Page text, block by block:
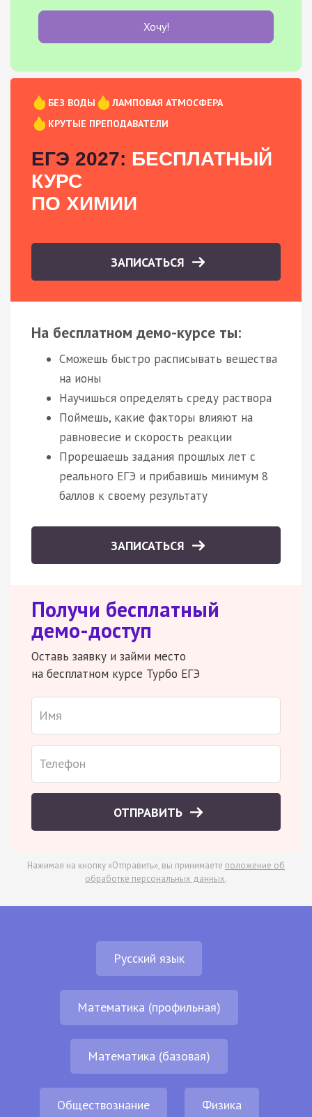
Хочу!
БЕЗ ВОДЫ
ЛАМПОВАЯ АТМОСФЕРА
КРУТЫЕ ПРЕПОДАВАТЕЛИ
ЕГЭ 2027: БЕСПЛАТНЫЙ
КУРС
ПО ХИМИИ
ЗАПИСАТЬСЯ
На бесплатном демо-курсе ты:
Сможешь быстро расписывать вещества
на ионы
Научишься определять среду раствора
Поймешь, какие факторы влияют на
равновесие и скорость реакции
Прорешаешь задания прошлых лет с
реального ЕГЭ и прибавишь минимум 8
баллов к своему результату
ЗАПИСАТЬСЯ
Получи бесплатный
демо-доступ
Оставь заявку и займи место
на бесплатном курсе Турбо ЕГЭ
ОТПРАВИТЬ
Нажимая на кнопку «Отправить», вы принимаете положение об
обработке персональных данных.
Русский язык
Математика (профильная)
Математика (базовая)
Обществознание Физика